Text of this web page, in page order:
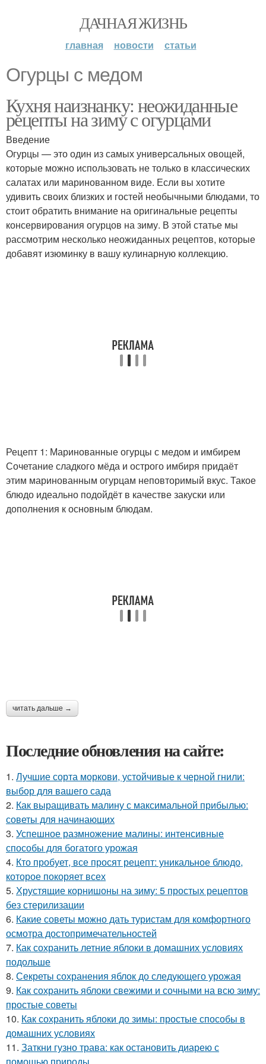
ДАЧНАЯ ЖИЗНЬ
главная новости статьи
Огурцы с медом
Кухня наизнанку: неожиданные
рецепты на зиму с огурцами
Введение
Огурцы — это один из самых универсальных овощей,
которые можно использовать не только в классических
салатах или маринованном виде. Если вы хотите
удивить своих близких и гостей необычными блюдами, то
стоит обратить внимание на оригинальные рецепты
консервирования огурцов на зиму. В этой статье мы
рассмотрим несколько неожиданных рецептов, которые
добавят изюминку в вашу кулинарную коллекцию.
Рецепт 1: Маринованные огурцы с медом и имбирем
Сочетание сладкого мёда и острого имбиря придаёт
этим маринованным огурцам неповторимый вкус. Такое
блюдо идеально подойдёт в качестве закуски или
дополнения к основным блюдам.
читать дальше →
Последние обновления на сайте:
1. Лучшие сорта моркови, устойчивые к черной гнили:
выбор для вашего сада
2. Как выращивать малину с максимальной прибылью:
советы для начинающих
3. Успешное размножение малины: интенсивные
способы для богатого урожая
4. Кто пробует, все просят рецепт: уникальное блюдо,
которое покоряет всех
5. Хрустящие корнишоны на зиму: 5 простых рецептов
без стерилизации
6. Какие советы можно дать туристам для комфортного
осмотра достопримечательностей
7. Как сохранить летние яблоки в домашних условиях
подольше
8. Секреты сохранения яблок до следующего урожая
9. Как сохранить яблоки свежими и сочными на всю зиму:
простые советы
10. Как сохранить яблоки до зимы: простые способы в
домашних условиях
11. Заткни гузно трава: как остановить диарею с